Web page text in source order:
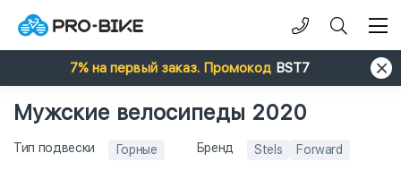
7% на первый заказ. Промокод BST7
Мужские велосипеды 2020
Тип подвески Горные Бренд Stels Forward